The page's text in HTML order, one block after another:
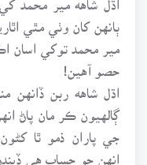
ٻانهن کان وٺي مٿي
مير محمد توکي اسان
حصو آهين!
اڌل شاهه ربن ڏانهن
ڳالهيون ڪر مان پاڻ
جي پاران ذمو ٿا
انهن جو حساب هي